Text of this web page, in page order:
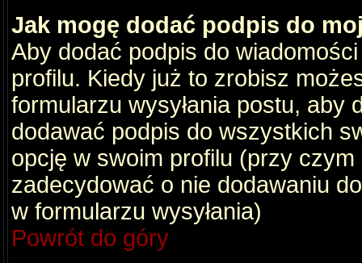
Jak mogę dodać podpis do
Aby dodać podpis do
profilu. Kiedy już to zrobisz
formularzu wysyłania postu,
dodawać podpis do wszystkich
opcję w swoim profilu (przy
zadecydować o nie dodawaniu
w formularzu wysyłania)
Powrót do góry